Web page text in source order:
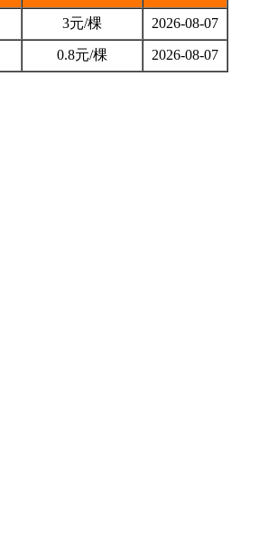
3元/棵 2026-08-07
0.8元/棵
2026-08-07